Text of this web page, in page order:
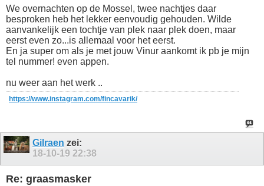
We overnachten op de Mossel, twee nachtjes daar
besproken heb het lekker eenvoudig gehouden. Wilde
aanvankelijk een tochtje van plek naar plek doen, maar
eerst even zo...is allemaal voor het eerst.
En ja super om als je met jouw Vinur aankomt ik pb je mijn
tel nummer! even appen.
nu weer aan het werk ..
https://www.instagram.com/fincavarik/
Gilraen zei:
18-10-19 22:38
Re: graasmasker